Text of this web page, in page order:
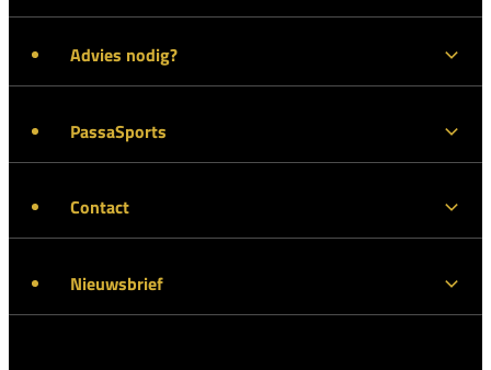
Advies nodig?
PassaSports
Contact
Nieuwsbrief